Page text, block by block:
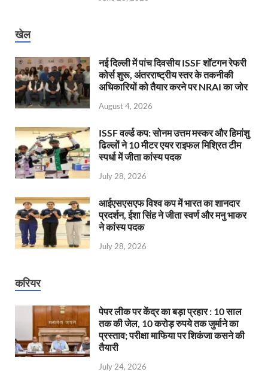
खेल
नई दिल्ली में पांच दिवसीय ISSF शॉटगन रेफरी
कोर्स शुरू, अंतरराष्ट्रीय स्तर के तकनीकी
अधिकारियों को तैयार करने पर NRAI का जोर
August 4, 2026
ISSF वर्ल्ड कप: सोनम उत्तम मस्कर और हिमांशु
ढिल्लों ने 10 मीटर एयर राइफल मिश्रित टीम
स्पर्धा में जीता कांस्य पदक
July 28, 2026
आईएसएसएफ विश्व कप में भारत का शानदार
प्रदर्शन, ईशा सिंह ने जीता स्वर्ण और मनु भाकर
ने कांस्य पदक
July 28, 2026
करियर
पेपर लीक पर केंद्र का बड़ा प्रहार : 10 साल
तक की जेल, 10 करोड़ रुपये तक जुर्माने का
प्रस्ताव; परीक्षा माफिया पर शिकंजा कसने की
तैयारी
July 24, 2026